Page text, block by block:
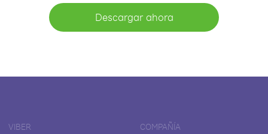
Descargar ahora
VIBER COMPAÑÍA